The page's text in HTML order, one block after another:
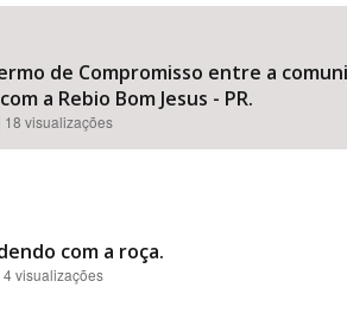
de Compromisso entre a
a Rebio Bom Jesus - PR.
| 18 visualizações
com a roça.
4 visualizações